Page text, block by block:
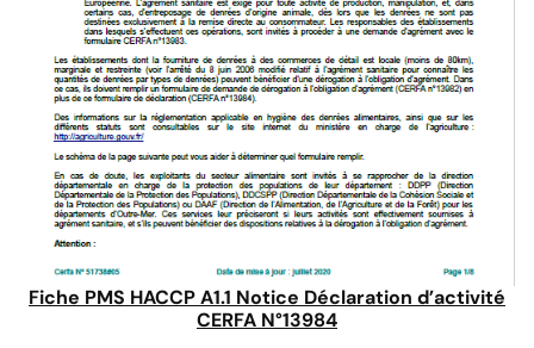
Fiche PMS HACCP A1.1 Notice Déclaration d’activité
CERFA N°13984